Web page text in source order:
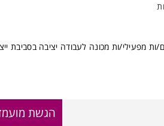
ות מפעילי/ות מכונה לעבודה יציבה בסביבת
12 שעות (בוקר/לילה), בימים ראשון-חמישי בלבד - ללא עבודה
הגשת